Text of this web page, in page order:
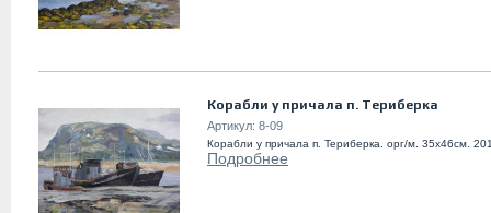
Корабли у причала п. Териберка
Артикул: 8-09
Корабли у причала п. Териберка. орг/м. 35х46см.
Подробнее